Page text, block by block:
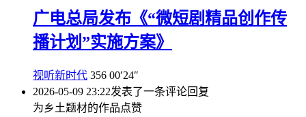
广电总局发布《“微短剧精品创作传
播计划”实施方案》
视听新时代 356 00′24″
2026-05-09 23:22发表了一条评论回复
为乡土题材的作品点赞